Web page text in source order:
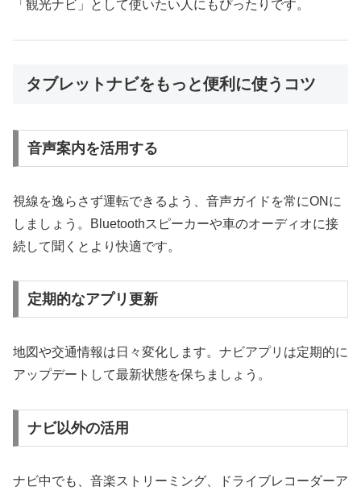
「観光ナビ」として使いたい人にもぴったりです。
タブレットナビをもっと便利に使うコツ
音声案内を活用する
視線を逸らさず運転できるよう、音声ガイドを常にONに
しましょう。Bluetoothスピーカーや車のオーディオに接
続して聞くとより快適です。
定期的なアプリ更新
地図や交通情報は日々変化します。ナビアプリは定期的に
アップデートして最新状態を保ちましょう。
ナビ以外の活用
ナビ中でも、音楽ストリーミング、ドライブレコーダーア